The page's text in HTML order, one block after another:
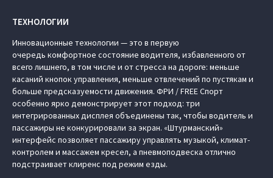
ТЕХНОЛОГИИ
Инновационные технологии — это в первую
очередь комфортное состояние водителя, избавленного от
всего лишнего, в том числе и от стресса на дороге: меньше
касаний кнопок управления, меньше отвлечений по пустякам и
больше предсказуемости движения. ФРИ / FREE Спорт
особенно ярко демонстрирует этот подход: три
интегрированных дисплея объединены так, чтобы водитель и
пассажиры не конкурировали за экран. «Штурманский»
интерфейс позволяет пассажиру управлять музыкой, климат-
контролем и массажем кресел, а пневмоподвеска отлично
подстраивает клиренс под режим езды.